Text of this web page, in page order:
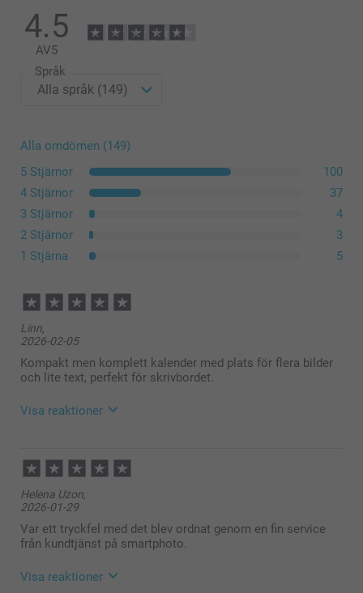
4.5
AV5
Språk
Alla omdömen (149)
5 Stjärnor
100
4 Stjärnor
37
3 Stjärnor
4
2 Stjärnor
3
1 Stjärna
5
Linn,
2026-02-05
Kompakt men komplett kalender med plats för flera bilder
och lite text, perfekt för skrivbordet.
Visa reaktioner
12:56
Hej Linn,
Stort tack för dina ⭐️⭐️⭐️⭐️⭐️ och omdöme av din
bordskalender med egna bilder.
Tack för att du valt att beställa hos oss.
Varma hälsningar
Kirsi @smartphoto
Helena Uzon,
2026-01-29
Var ett tryckfel med det blev ordnat genom en fin service
från kundtjänst på smartphoto.
Visa reaktioner